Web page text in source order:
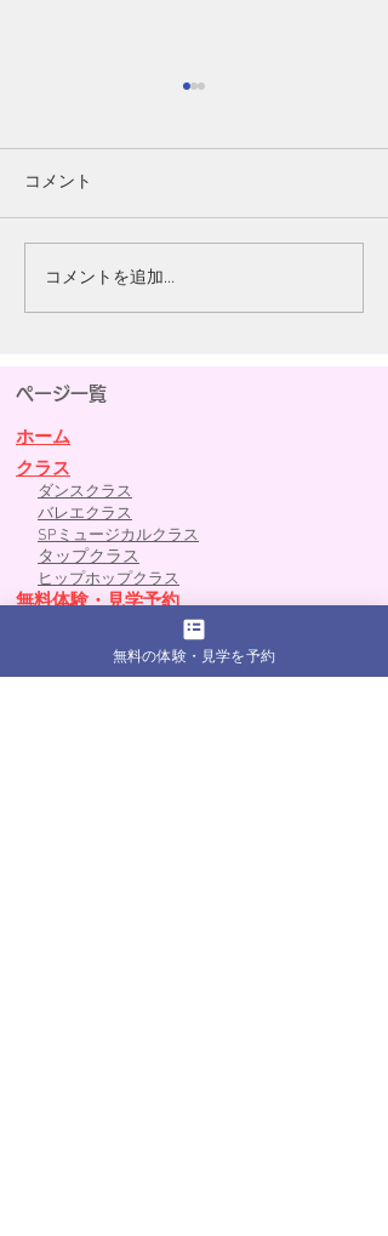
ミュージカル「イソップ
ランド」観劇しました
コメント
コメントを追加…
​ページ一覧
ホーム
クラス
ダンスクラス
バレエクラス
SPミュージカルクラス
タップクラス
​ヒップホップクラス
​無料体験・見学予約
​月間レッスンスケジュール
無料の体験・見学を予約